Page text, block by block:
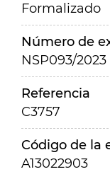
Formalizado
Número de
NSP093/2023
Referencia
C3757
Código de la
A13022903